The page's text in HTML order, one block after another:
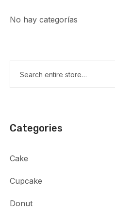
No hay categorías
Categories
Cake
Cupcake
Donut